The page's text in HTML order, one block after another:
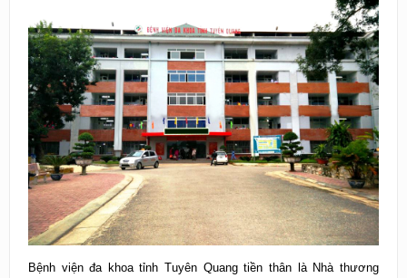
Bệnh viện đa khoa tỉnh Tuyên Quang tiền thân là Nhà thương